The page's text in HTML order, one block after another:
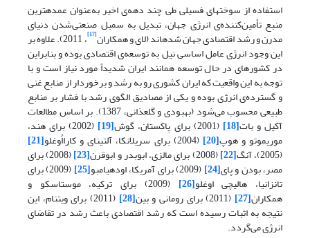
استفاده از سوخت­های فسیلی طی چند دهه‌ی اخیر به‌عنوان عمده­ترین
منبع تأمین‌کننده‌ی انرژی جهان، تبدیل به سمبل صنعتی‌شدن دنیای
مدرن و رشد اقتصادی جهان شده­اند (لای و همکاران[17] ، 2011). علاوه بر
این وجود انرژی عامل اساسی نیل به توسعه‌ی اقتصادی بوده و بنابراین
در کشورهای در حال توسعه همانند ایران شدیداً مورد نیاز است و با
توجه به این واقعیت که ایران کشوری رو به رشد و برخوردار از منابع غنی
و گسترده‌ی انرژی بوده و یکی از مصادیق الگوی رشد با فشار بر منابع
طبیعی محسوب می‌شود (بهبودی و گلعذانی، 1387). بر اساس مطالعات
آکیل و بات[18] (2001) برای پاکستان، گوش [19] (2002) برای هند،
موریموتو و هوپ[20] (2004) برای سریلانکا، آلتینای و کارااُوغلو [21]
(2005)، آنگ [22] (2008) برای مالزی، ابوبدر و ابوقرن [23] (2008) برای
مصر، بودن و پای[24] (2009) برای آمریکا، اودهیامبو [25] (2009) برای
تانزانیا، هالیچی اوغلو[26] (2009) برای ترکیه، موستاسکو و
همکاران[27] (2011) برای رومانی و بین [28] (2011) برای ویتنام، این
نتیجه به اثبات رسیده است که رشد اقتصادی باعث رشد در تقاضای
انرژی می‌گردد.